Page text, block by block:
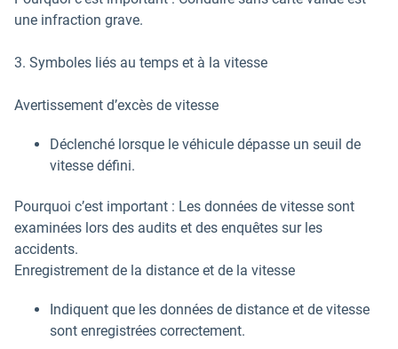
une infraction grave.
3. Symboles liés au temps et à la vitesse
Avertissement d’excès de vitesse
Déclenché lorsque le véhicule dépasse un seuil de
vitesse défini.
Pourquoi c’est important : Les données de vitesse sont
examinées lors des audits et des enquêtes sur les
accidents.
Enregistrement de la distance et de la vitesse
Indiquent que les données de distance et de vitesse
sont enregistrées correctement.